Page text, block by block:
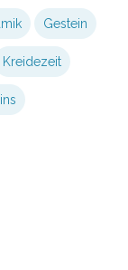
Gestein
Kreidezeit